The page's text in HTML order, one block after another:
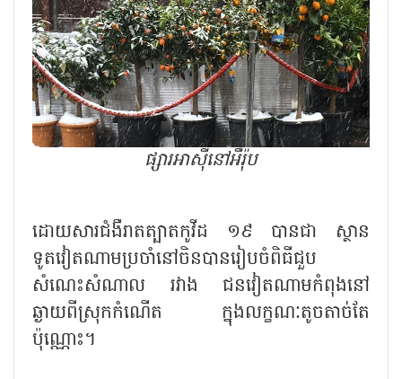
ផ្សារអាស៊ីនៅអឺរ៉ុប
ដោយសារជំងឺរាតត្បាតកូវីដ ១៩ បានជា ស្ថាន
ទូតវៀតណាមប្រចាំនៅចិនបានរៀបចំពិធីជួប
សំណេះសំណាល រវាង ជនវៀតណាមកំពុងនៅ
ឆ្ងាយពីស្រុកកំណើត ក្នុងលក្ខណៈតូចតាច់តែ
ប៉ុណ្ណោះ។